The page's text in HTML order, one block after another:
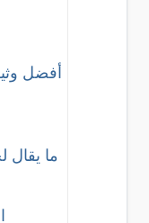
أفضل
ما